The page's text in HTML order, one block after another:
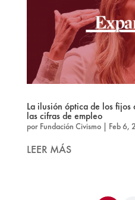
La ilusión óptica de los fijos
las cifras de empleo
por Fundación Civismo| Feb 6,
LEER MÁS